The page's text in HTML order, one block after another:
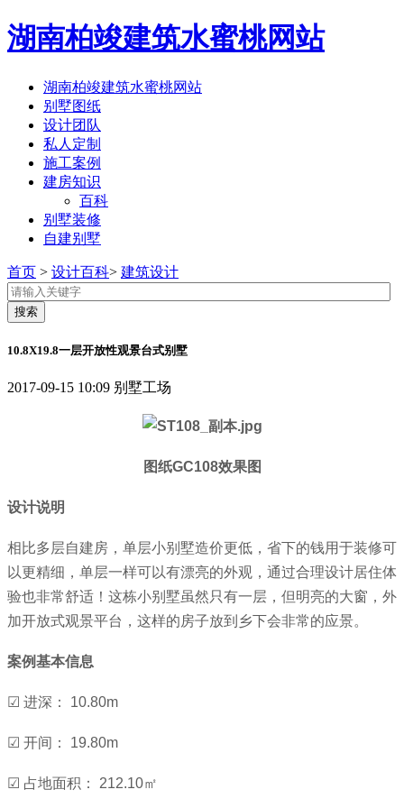
湖南柏竣建筑水蜜桃网站
湖南柏竣建筑水蜜桃网站
别墅图纸
设计团队
私人定制
施工案例
建房知识
百科
别墅装修
自建别墅
首页 > 设计百科> 建筑设计
10.8X19.8一层开放性观景台式别墅
2017-09-15 10:09 别墅工场
图纸GC108效果图
设计说明
相比多层自建房，单层小别墅造价更低，省下的钱用于装修可
以更精细，单层一样可以有漂亮的外观，通过合理设计居住体
验也非常舒适！这栋小别墅虽然只有一层，但明亮的大窗，外
加开放式观景平台，这样的房子放到乡下会非常的应景。
案例基本信息
☑ 进深： 10.80m
☑ 开间： 19.80m
☑ 占地面积： 212.10㎡